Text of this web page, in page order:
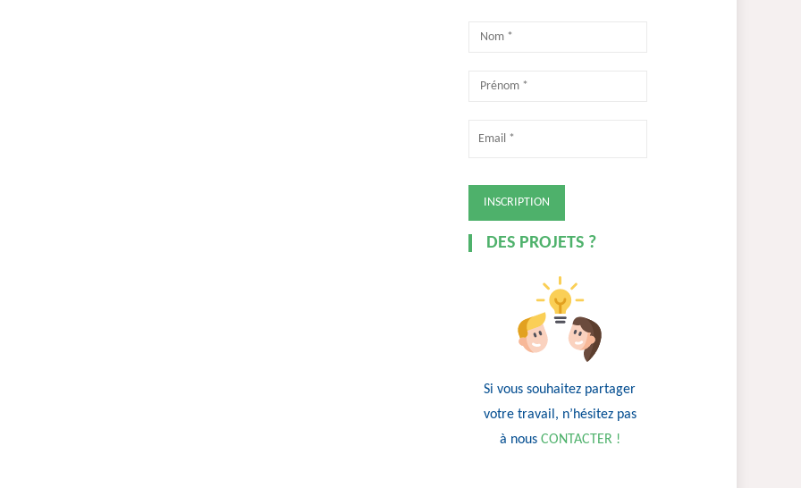
DES PROJETS ?
Si vous souhaitez partager
votre travail, n’hésitez pas
à nous CONTACTER !